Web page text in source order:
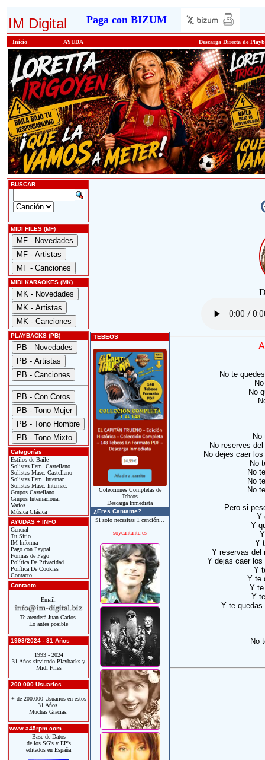
IM Digital Paga con BIZUM
Inicio AYUDA Descarga Directa de
BUSCAR
MIDI FILES (MF)
MIDI KARAOKES (MK)
PLAYBACKS (PB)
Categorías
Estilos de Baile
Solistas Fem. Castellano
Solistas Masc. Castellano
Solistas Fem. Internac.
Solistas Masc. Internac.
Grupos Castellano
Grupos Internacional
Varios
Música Clásica
AYUDAS + INFO
General
Tu Sitio
IM Informa
Pago con Paypal
Formas de Pago
Política De Privacidad
Política De Cookies
Contacto
Contacto
Email:
Te atenderá Juan Carlos.
Lo antes posible
1993/2024 - 31 Años
1993 - 2024
31 Años sirviendo Playbacks y
Midi Files
200.000 Usuarios
+ de 200.000 Usuarios en estos
31 Años.
Muchas Gracias.
www.a45rpm.com
Base de Datos
de los SG's y EP's
editados en España
TEBEOS
Colecciones Completas de
Tebeos
Descarga Inmediata
¿Eres Cantante?
Si solo necesitas 1 canción...
soycantante.es
No te
No
No
No reserves
No dejes caer
No
No
No
No
Pero si
Y
Y
Y
Y reservas del
Y dejas caer los
Y
Y te
Y te
Y
Y te quedas
No